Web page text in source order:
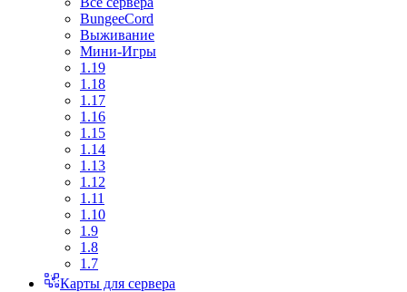
BungeeCord
Выживание
Мини-Игры
1.19
1.18
1.17
1.16
1.15
1.14
1.13
1.12
1.11
1.10
1.9
1.8
1.7
Карты для сервера